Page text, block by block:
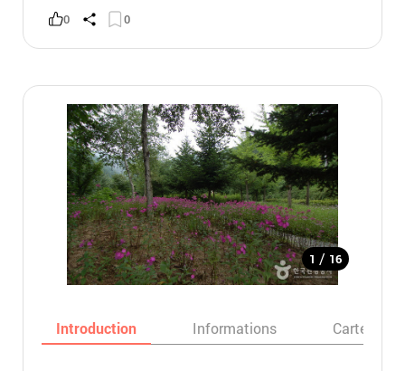
0 0
1 / 16
Introduction Informations Carte